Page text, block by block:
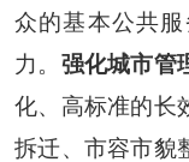
众的基本公共
力。 强化城市管
化、高标准的长
拆迁、市容市貌